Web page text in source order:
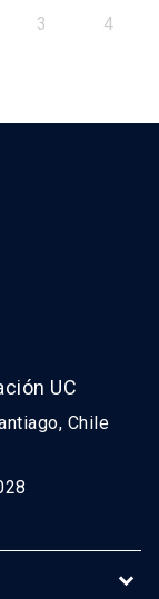
3 4
UC
Chile